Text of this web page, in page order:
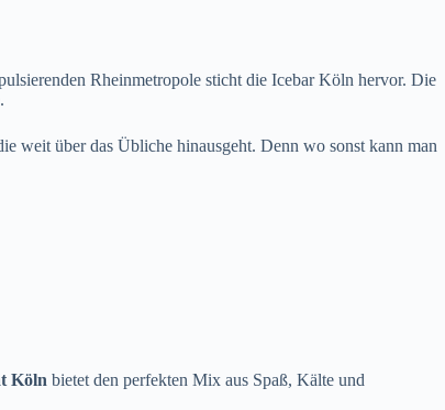
Rheinmetropole sticht die Icebar Köln hervor. Die
weit über das Übliche hinausgeht. Denn wo sonst kann man
Köln bietet den perfekten Mix aus Spaß, Kälte und